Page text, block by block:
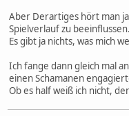
Aber Derartiges hört man
Spielverlauf zu beeinflussen.
Es gibt ja nichts, was mich
Ich fange dann gleich mal
einen Schamanen
Ob es half weiß ich nicht,